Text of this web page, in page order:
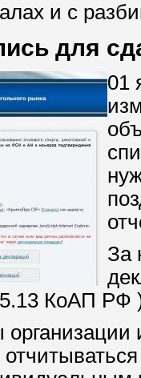
и с
для
01
За
КоАП РФ